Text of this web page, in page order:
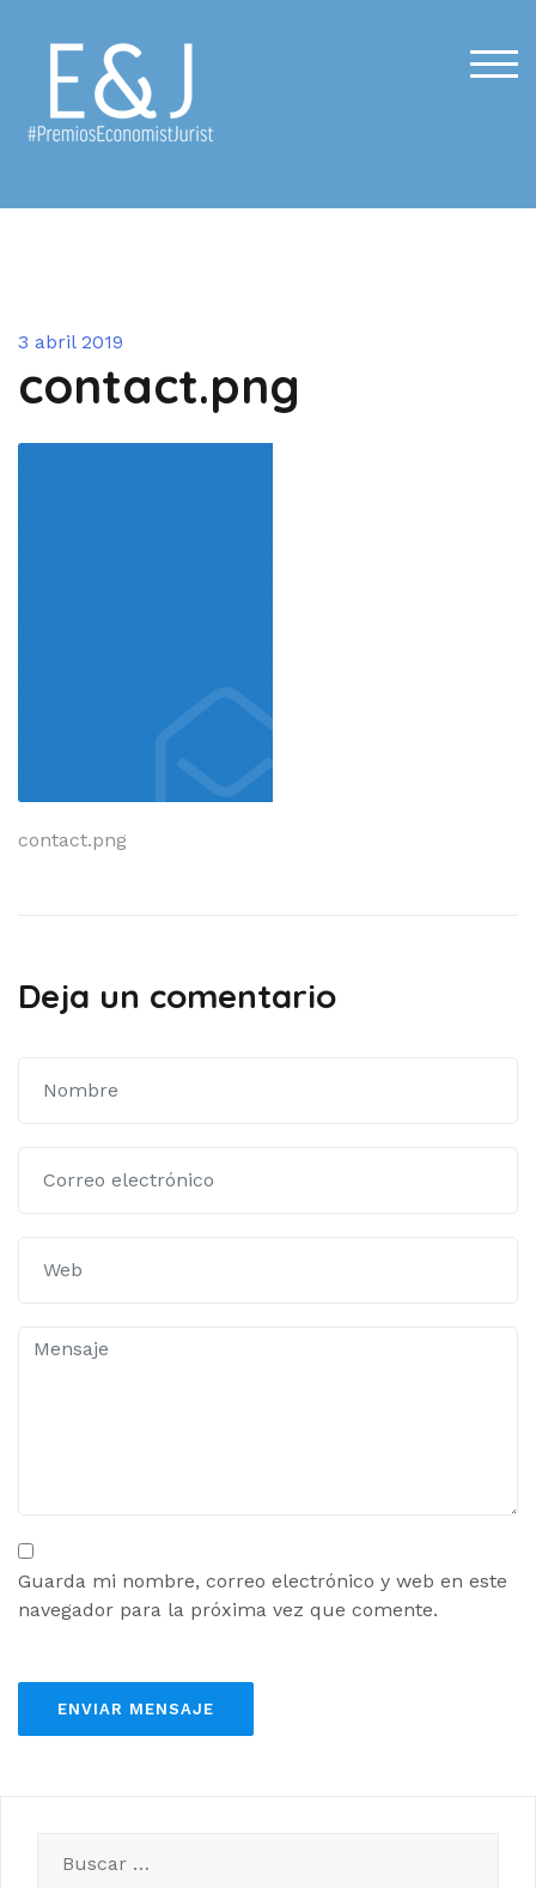
contenido
3 abril 2019
contact.png
Navegación
contact.png
Deja un comentario
Guarda mi nombre, correo electrónico y web en este
navegador para la próxima vez que comente.